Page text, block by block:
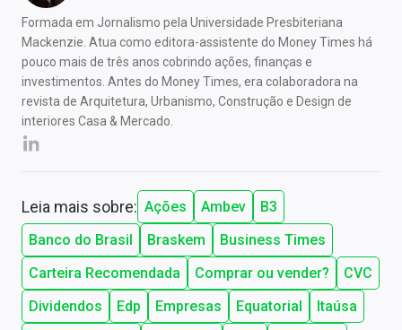
Formada em Jornalismo pela Universidade Presbiteriana
Mackenzie. Atua como editora-assistente do Money Times há
pouco mais de três anos cobrindo ações, finanças e
investimentos. Antes do Money Times, era colaboradora na
revista de Arquitetura, Urbanismo, Construção e Design de
interiores Casa & Mercado.
Leia mais sobre: Ações Ambev
B3
Banco do Brasil
Braskem
Business Times
Carteira Recomendada
Comprar ou vender?
CVC
Dividendos
Edp Empresas Equatorial
Itaúsa